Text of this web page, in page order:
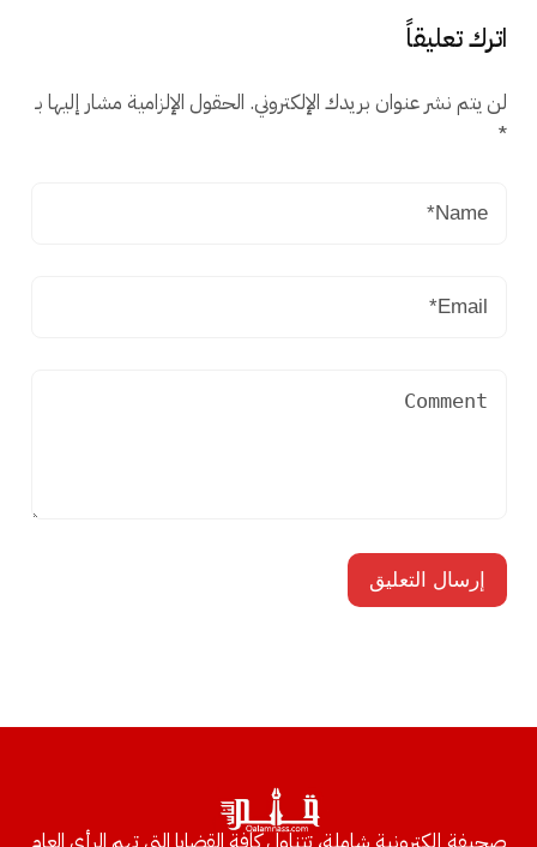
اترك تعليقاً
لن يتم نشر عنوان بريدك الإلكتروني. الحقول الإلزامية مشار إليها بـ
*